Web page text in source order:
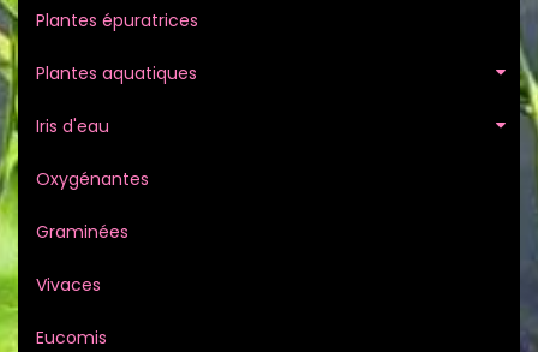
Plantes épuratrices
Plantes aquatiques
Iris d'eau
Oxygénantes
Graminées
Vivaces
Eucomis